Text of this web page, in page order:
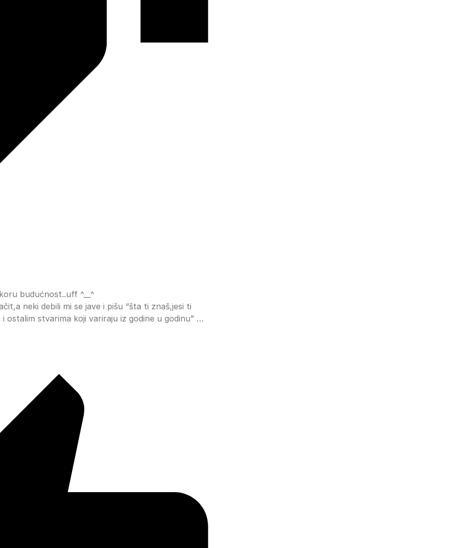
budućnost..uff ^__^
neki debili mi se jave i pišu “šta ti znaš,jesi ti
ostalim stvarima koji variraju iz godine u godinu” …